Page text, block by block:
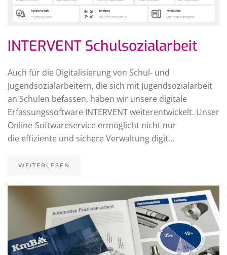
INTERVENT Schulsozialarbeit
Auch für die Digitalisierung von Schul- und
Jugendsozialarbeitern, die sich mit Jugendsozialarbeit
an Schulen befassen, haben wir unsere digitale
Erfassungssoftware INTERVENT weiterentwickelt. Unser
Online-Softwareservice ermöglicht nicht nur
die effiziente und sichere Verwaltung digit…
WEITERLESEN